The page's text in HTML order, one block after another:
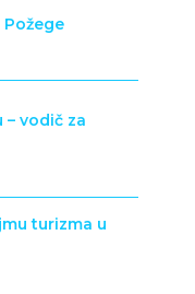
Požege
– vodič za
turizma u